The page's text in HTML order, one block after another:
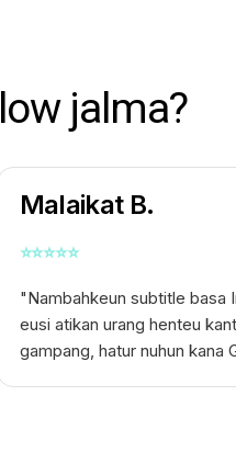
jalma?
Malaikat B.
⭐⭐⭐⭐⭐
"Nambahkeun subtitle basa
eusi atikan urang henteu
gampang, hatur nuhun kana